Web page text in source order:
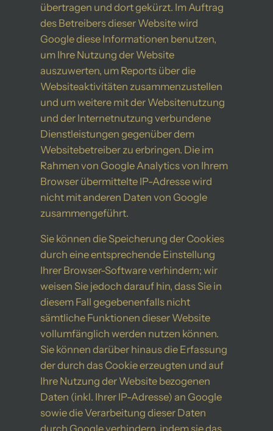
übertragen und dort gekürzt. Im Auftrag
des Betreibers dieser Website wird
Google diese Informationen benutzen,
um Ihre Nutzung der Website
auszuwerten, um Reports über die
Websiteaktivitäten zusammenzustellen
und um weitere mit der Websitenutzung
und der Internetnutzung verbundene
Dienstleistungen gegenüber dem
Websitebetreiber zu erbringen. Die im
Rahmen von Google Analytics von Ihrem
Browser übermittelte IP-Adresse wird
nicht mit anderen Daten von Google
zusammengeführt.
Sie können die Speicherung der Cookies
durch eine entsprechende Einstellung
Ihrer Browser-Software verhindern; wir
weisen Sie jedoch darauf hin, dass Sie in
diesem Fall gegebenenfalls nicht
sämtliche Funktionen dieser Website
vollumfänglich werden nutzen können.
Sie können darüber hinaus die Erfassung
der durch das Cookie erzeugten und auf
Ihre Nutzung der Website bezogenen
Daten (inkl. Ihrer IP-Adresse) an Google
sowie die Verarbeitung dieser Daten